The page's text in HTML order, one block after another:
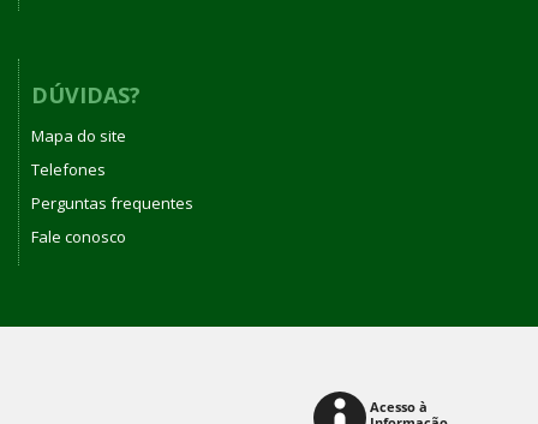
DÚVIDAS?
Mapa do site
Telefones
Perguntas frequentes
Fale conosco